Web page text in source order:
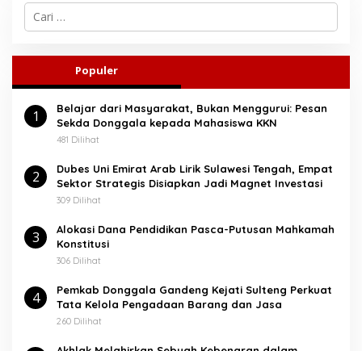
C
i
n
u
k
Populer
1
Belajar dari Masyarakat, Bukan Menggurui: Pesan
Sekda Donggala kepada Mahasiswa KKN
481 Dilihat
2
Dubes Uni Emirat Arab Lirik Sulawesi Tengah, Empat
Sektor Strategis Disiapkan Jadi Magnet Investasi
309 Dilihat
3
Alokasi Dana Pendidikan Pasca-Putusan Mahkamah
Konstitusi
306 Dilihat
4
Pemkab Donggala Gandeng Kejati Sulteng Perkuat
Tata Kelola Pengadaan Barang dan Jasa
260 Dilihat